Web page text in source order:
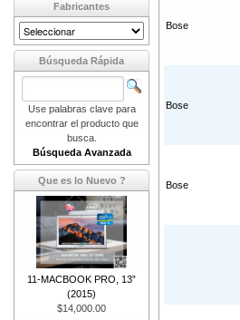
Bose
Bose
Bose
Fabricantes
Búsqueda Rápida
Use palabras clave para
encontrar el producto que
busca.
Búsqueda Avanzada
Que es lo Nuevo ?
11-MACBOOK PRO, 13”
(2015)
$14,000.00